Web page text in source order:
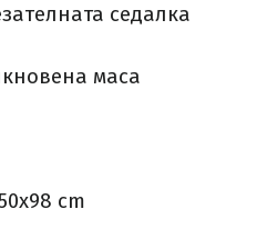
седалка
маса
cm